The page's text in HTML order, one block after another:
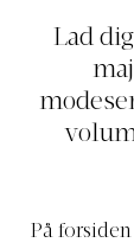
Lad
På